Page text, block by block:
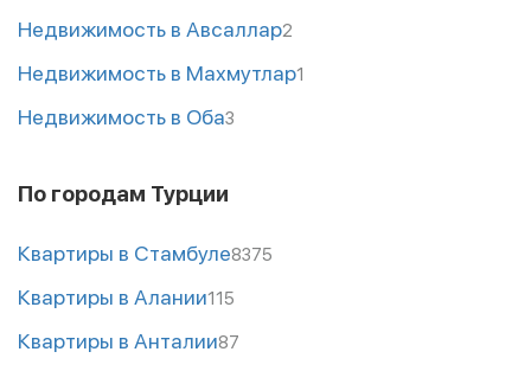
Недвижимость в Авсаллар2
Недвижимость в Махмутлар1
Недвижимость в Оба3
По городам Турции
Квартиры в Стамбуле8375
Квартиры в Алании115
Квартиры в Анталии87